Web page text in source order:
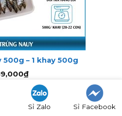
500g – 1 khay 500g
₫
giỏ hàng
Sỉ Zalo Sỉ Facebook